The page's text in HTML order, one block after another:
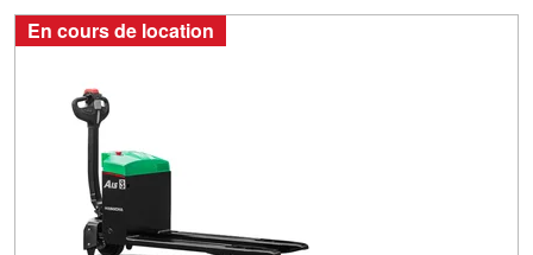
En cours de location